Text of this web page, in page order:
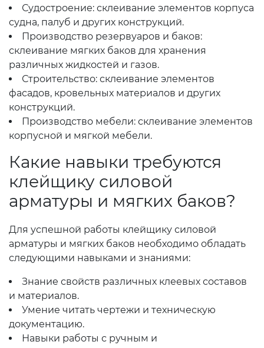
Судостроение: склеивание элементов корпуса
судна, палуб и других конструкций.
Производство резервуаров и баков:
склеивание мягких баков для хранения
различных жидкостей и газов.
Строительство: склеивание элементов
фасадов, кровельных материалов и других
конструкций.
Производство мебели: склеивание элементов
корпусной и мягкой мебели.
Какие навыки требуются
клейщику силовой
арматуры и мягких баков?
Для успешной работы клейщику силовой
арматуры и мягких баков необходимо обладать
следующими навыками и знаниями:
Знание свойств различных клеевых составов
и материалов.
Умение читать чертежи и техническую
документацию.
Навыки работы с ручным и